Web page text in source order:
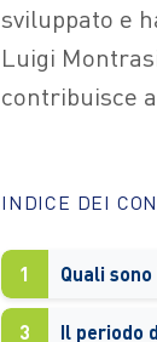
sviluppato e
Luigi
contribuisce
INDICE DEI
1
3